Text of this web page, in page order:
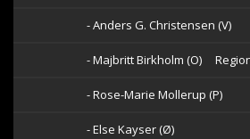
- Anders G. Christensen (V)
- Majbritt Birkholm (O)
- Rose-Marie Mollerup (P)
- Else Kayser (Ø)